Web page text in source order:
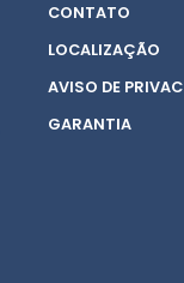
CONTATO
LOCALIZAÇÃO
AVISO DE
GARANTIA